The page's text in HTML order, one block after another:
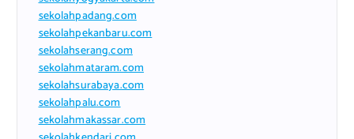
sekolahpadang.com
sekolahpekanbaru.com
sekolahserang.com
sekolahmataram.com
sekolahsurabaya.com
sekolahpalu.com
sekolahmakassar.com